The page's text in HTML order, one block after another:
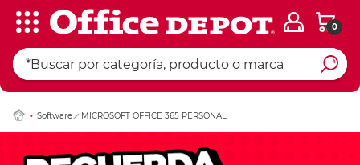
0
Software MICROSOFT OFFICE 365 PERSONAL
Ingresar Codigo